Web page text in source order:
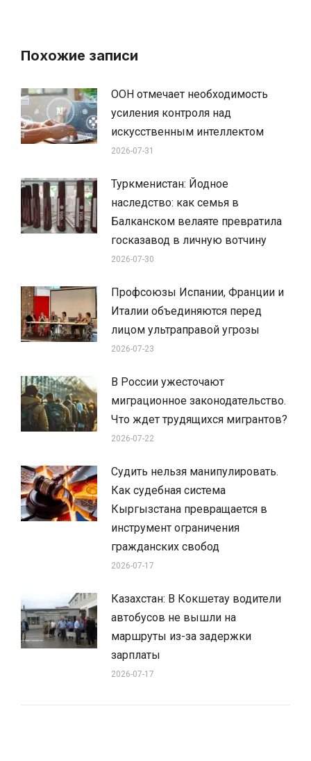
Похожие записи
ООН отмечает необходимость
усиления контроля над
искусственным интеллектом
2026-07-31
Туркменистан: Йодное
наследство: как семья в
Балканском велаяте превратила
госказавод в личную вотчину
2026-07-30
Профсоюзы Испании, Франции и
Италии объединяются перед
лицом ультраправой угрозы
2026-07-23
В России ужесточают
миграционное законодательство.
Что ждет трудящихся мигрантов?
2026-07-22
Судить нельзя манипулировать.
Как судебная система
Кыргызстана превращается в
инструмент ограничения
гражданских свобод
2026-07-17
Казахстан: В Кокшетау водители
автобусов не вышли на
маршруты из-за задержки
зарплаты
2026-07-17